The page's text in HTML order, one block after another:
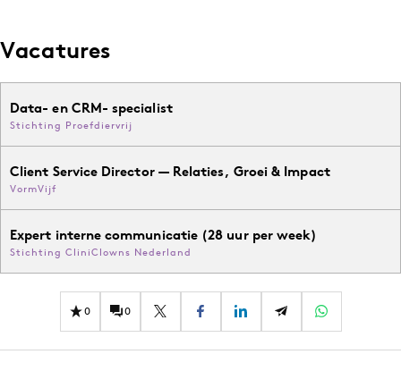
Vacatures
Data- en CRM- specialist
Stichting Proefdiervrij
Client Service Director — Relaties, Groei & Impact
VormVijf
Expert interne communicatie (28 uur per week)
Stichting CliniClowns Nederland
0 0